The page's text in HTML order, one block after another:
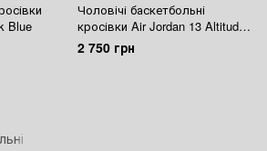
Blue
Чоловічі баскетбольні
кросівки Air Jordan 13 Altitude
Black/Purple
2 750 грн